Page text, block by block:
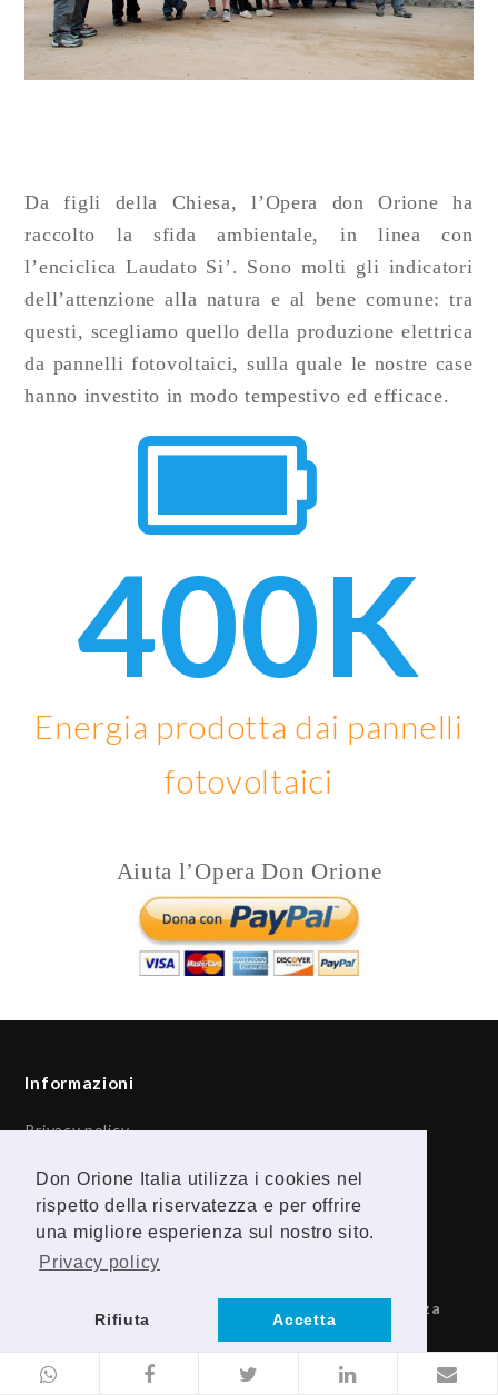
Don Orione Italia utilizza i cookies nel
rispetto della riservatezza e per offrire
una migliore esperienza sul nostro sito.
Privacy policy
Rifiuta Accetta
Da figli della Chiesa, l’Opera don Orione ha
raccolto la sfida ambientale, in linea con
l’enciclica Laudato Si’. Sono molti gli indicatori
dell’attenzione alla natura e al bene comune: tra
questi, scegliamo quello della produzione elettrica
da pannelli fotovoltaici, sulla quale le nostre case
hanno investito in modo tempestivo ed efficace.
400K
Energia prodotta dai pannelli
fotovoltaici
Aiuta l’Opera Don Orione
Informazioni
Privacy policy
Cookie policy
Responsabile della Protezione dei Dati
Obblighi di trasparenza
Provincia Religiosa Madre della Divina Provvidenza
CF/PIVA 97889670580